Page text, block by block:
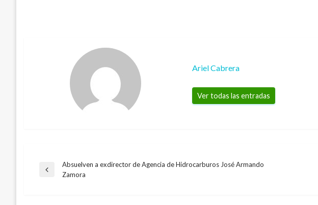
Ariel Cabrera
Ver todas las entradas
Navegación
Entrada
Absuelven a exdirector de Agencia de Hidrocarburos José Armando
Zamora